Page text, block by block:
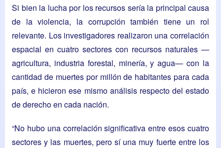
Si bien la lucha por los recursos sería la principal causa
de la violencia, la corrupción también tiene un rol
relevante. Los investigadores realizaron una correlación
espacial en cuatro sectores con recursos naturales —
agricultura, industria forestal, minería, y agua— con la
cantidad de muertes por millón de habitantes para cada
país, e hicieron ese mismo análisis respecto del estado
de derecho en cada nación.
“No hubo una correlación significativa entre esos cuatro
sectores y las muertes, pero sí una muy fuerte entre los